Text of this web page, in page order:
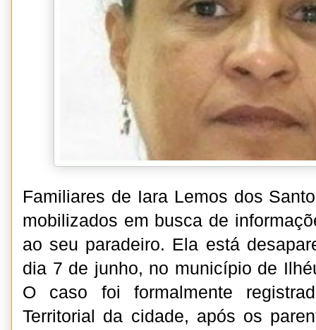
Familiares de Iara Lemos dos
mobilizados em busca de
ao seu paradeiro. Ela está
dia 7 de junho, no município de
O caso foi formalmente
Territorial da cidade, após os